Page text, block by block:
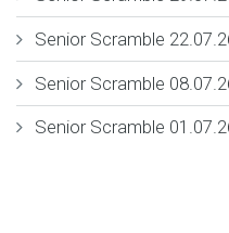
Senior Scramble
Senior Scramble
Senior Scramble